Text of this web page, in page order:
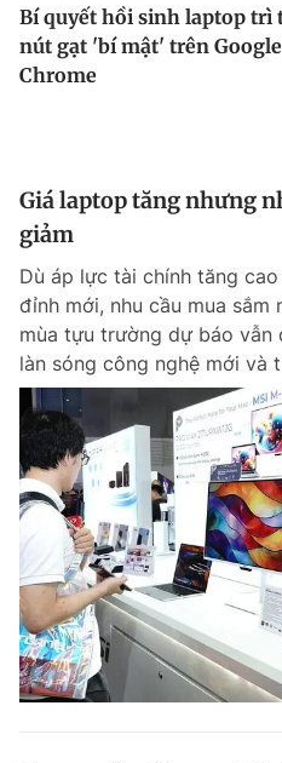
Bí quyết hồi sinh laptop trì
nút gạt 'bí mật' trên Google
Chrome
Giá laptop tăng nhưng
giảm
Dù áp lực tài chính tăng
đỉnh mới, nhu cầu mua sắm
mùa tựu trường dự báo
làn sóng công nghệ mới và